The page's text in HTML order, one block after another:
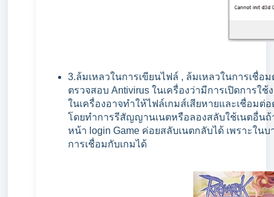
3.ล้มเหลวในการเขียนไฟล์ , ล้มเหลวในการเชื่อ
ตรวจสอบ Antivirus ในเครื่องว่ามีการเปิดการใ
ในเครื่องอาจทำให้ไฟล์เกมส์เสียหายและเชื่อม
โดยทำการรีสัญญานเนตหรือลองสลับใช้เนตอื่นถ้
หน้า login Game ค่อยสลับเนตกลับได้ เพราะใน
การเชื่อมกับเกมได้